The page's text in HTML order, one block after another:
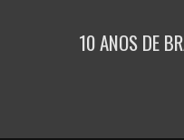
10 ANOS DE